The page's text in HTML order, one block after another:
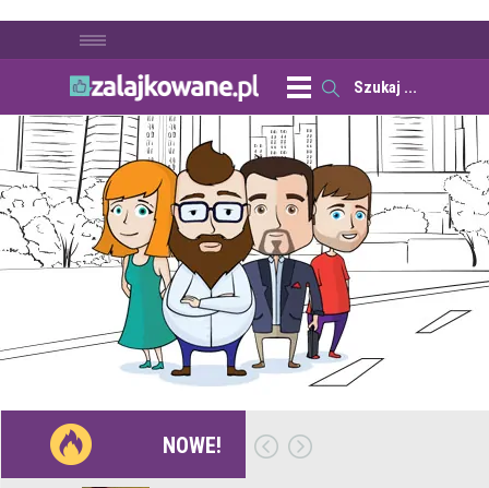
NOWE!